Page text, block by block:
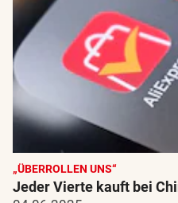
„ÜBERROLLEN UNS“
Jeder Vierte kauft bei